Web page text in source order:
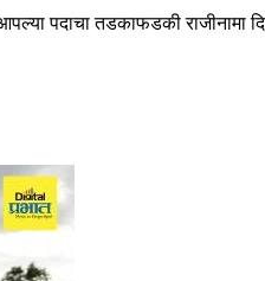
पदाचा तडकाफडकी राजीनामा